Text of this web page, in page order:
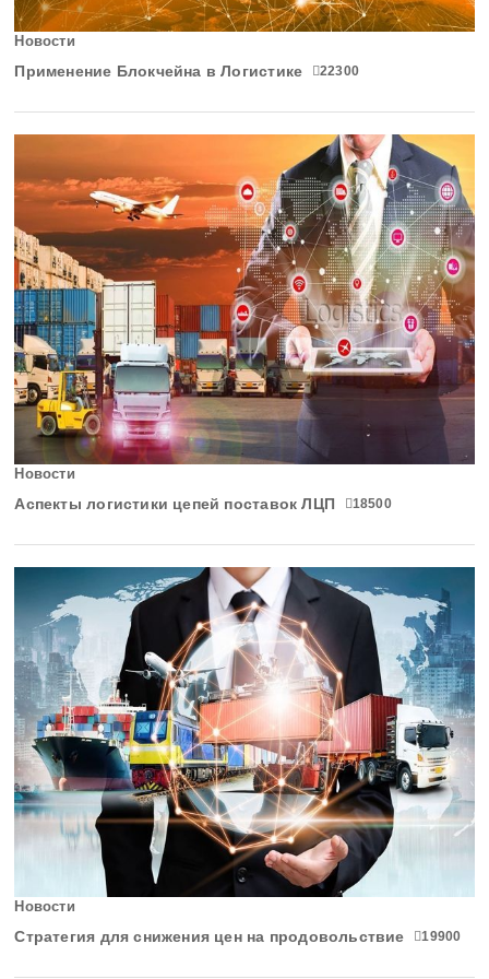
Курская область
Ленинградская область
Липецкая область
Магаданская область
Марий Эл
Мордовия
Московская область
Мурманская область
Ненецкий АО
Нижегородская область
Новгородская область
Новосибирская область
Омская область
Оренбургская область
Орловская область
Пензенская область
Пермский край
Приморский край
Новости
Применение Блокчейна в Логистике 22300
Новости
Аспекты логистики цепей поставок ЛЦП 18500
Новости
Стратегия для снижения цен на продовольствие 19900